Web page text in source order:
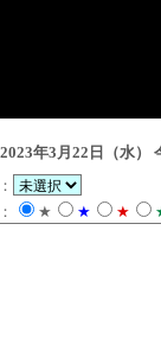
2023年3月22日（水）
★ ★ ★